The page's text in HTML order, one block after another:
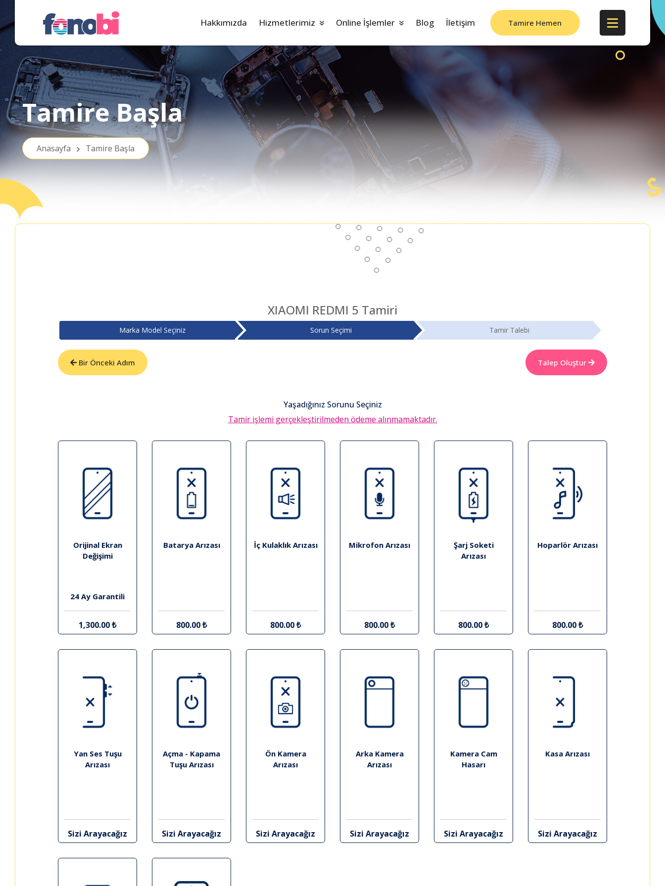
Hakkımızda Hizmetlerimiz Online İşlemler Blog İletişim Tamire Hemen
Başla
Tamire Başla
Anasayfa Tamire Başla
XIAOMI REDMI 5 Tamiri
Marka Model Seçiniz Sorun Seçimi Tamir Talebi
Bir Önceki Adım Talep Oluştur
Yaşadığınız Sorunu Seçiniz
Tamir işlemi gerçekleştirilmeden ödeme alınmamaktadır.
Orijinal Ekran
Değişimi
24 Ay Garantili
1,300.00 ₺
Batarya Arızası
800.00 ₺
İç Kulaklık Arızası
800.00 ₺
Mikrofon Arızası
800.00 ₺
Şarj Soketi
Arızası
800.00 ₺
Hoparlör Arızası
800.00 ₺
Yan Ses Tuşu
Arızası
Sizi Arayacağız
Açma - Kapama
Tuşu Arızası
Sizi Arayacağız
Ön Kamera
Arızası
Sizi Arayacağız
Arka Kamera
Arızası
Sizi Arayacağız
Kamera Cam
Hasarı
Sizi Arayacağız
Kasa Arızası
Sizi Arayacağız